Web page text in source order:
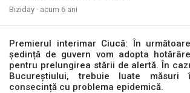
Biziday · acum 6 ani
Premierul interimar Ciucă: În
ședință de guvern vom adopta
pentru prelungirea stării de alertă. În
Bucureștiului, trebuie luate măsuri
consecință cu problema epidemică.